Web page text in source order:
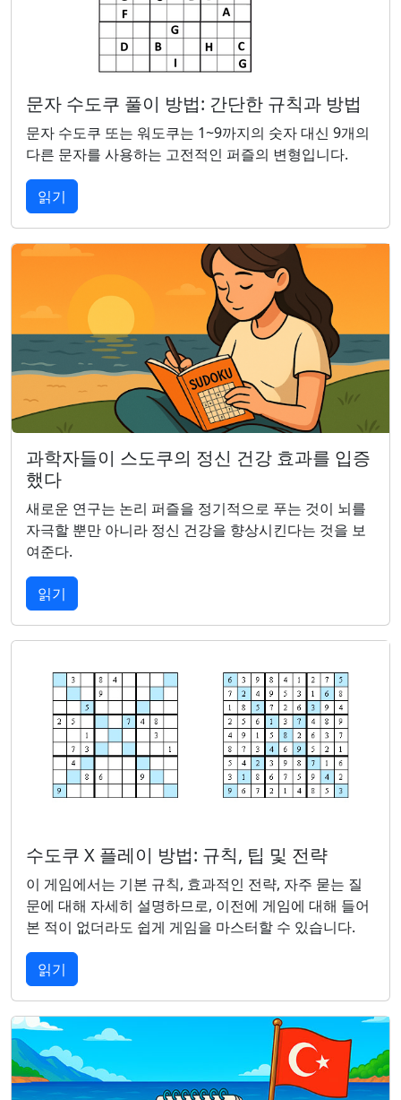
문자 수도쿠 풀이 방법: 간단한 규칙과 방법
문자 수도쿠 또는 워도쿠는 1~9까지의 숫자 대신 9개의
다른 문자를 사용하는 고전적인 퍼즐의 변형입니다.
읽기
과학자들이 스도쿠의 정신 건강 효과를 입증
했다
새로운 연구는 논리 퍼즐을 정기적으로 푸는 것이 뇌를
자극할 뿐만 아니라 정신 건강을 향상시킨다는 것을 보
여준다.
읽기
수도쿠 X 플레이 방법: 규칙, 팁 및 전략
이 게임에서는 기본 규칙, 효과적인 전략, 자주 묻는 질
문에 대해 자세히 설명하므로, 이전에 게임에 대해 들어
본 적이 없더라도 쉽게 게임을 마스터할 수 있습니다.
읽기